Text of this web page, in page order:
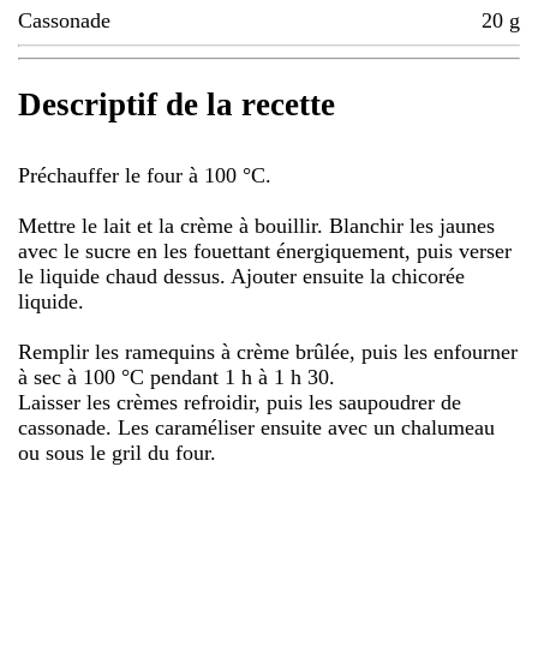
Cassonade 20 g
Descriptif de la recette
Préchauffer le four à 100 °C.
Mettre le lait et la crème à bouillir. Blanchir les jaunes
avec le sucre en les fouettant énergiquement, puis verser
le liquide chaud dessus. Ajouter ensuite la chicorée
liquide.
Remplir les ramequins à crème brûlée, puis les enfourner
à sec à 100 °C pendant 1 h à 1 h 30.
Laisser les crèmes refroidir, puis les saupoudrer de
cassonade. Les caraméliser ensuite avec un chalumeau
ou sous le gril du four.